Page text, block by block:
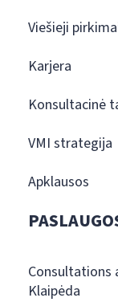
Viešieji
Karjera
Konsultacinė
VMI strategija
Apklausos
Consultations
Klaipėda